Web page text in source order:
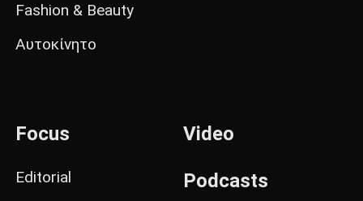
Fashion & Beauty
Αυτοκίνητο
Focus
Editorial
Video
Podcasts